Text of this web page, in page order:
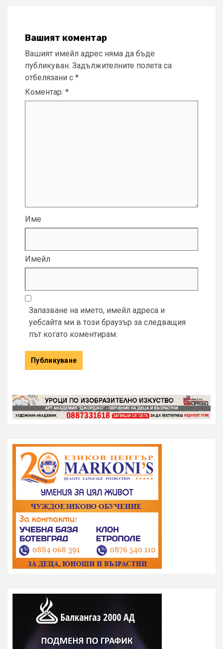
Вашият коментар
Вашият имейл адрес няма да бъде
публикуван. Задължителните полета са
отбелязани с *
Коментар: *
Име
Имейл
Запазване на името, имейл адреса и
уебсайта ми в този браузър за следващия
път когато коментирам.